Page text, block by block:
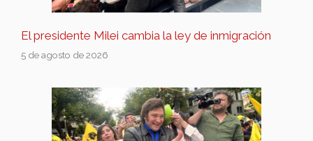
El presidente Milei cambia la ley de inmigración
5 de agosto de 2026